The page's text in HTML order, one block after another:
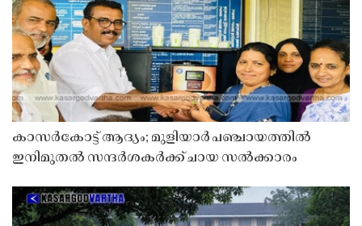
കാസർകോട്ട് ആദ്യം; മുളിയാർ പഞ്ചായത്തിൽ
ഇനിമുതൽ സന്ദർശകർക്ക് ചായ സൽക്കാരം